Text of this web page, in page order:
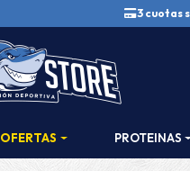
3 cuotas
OFERTAS PROTEINAS